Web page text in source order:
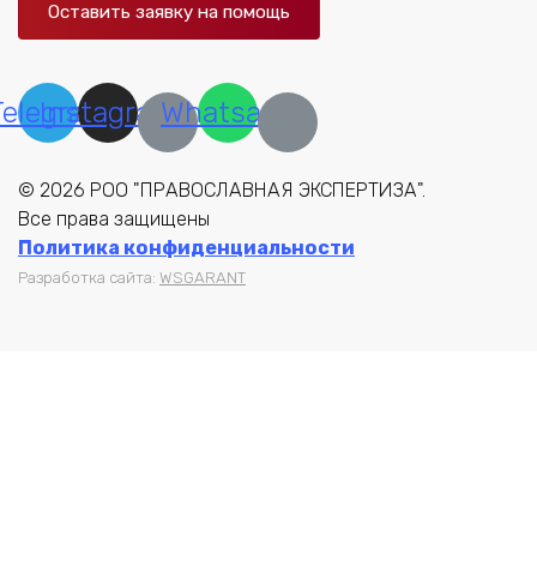
Оставить заявку на помощь
InstagramWhatsapp
© 2026 РОО "ПРАВОСЛАВНАЯ ЭКСПЕРТИЗА".
Все права защищены
Политика конфиденциальности
Разработка сайта: WSGARANT